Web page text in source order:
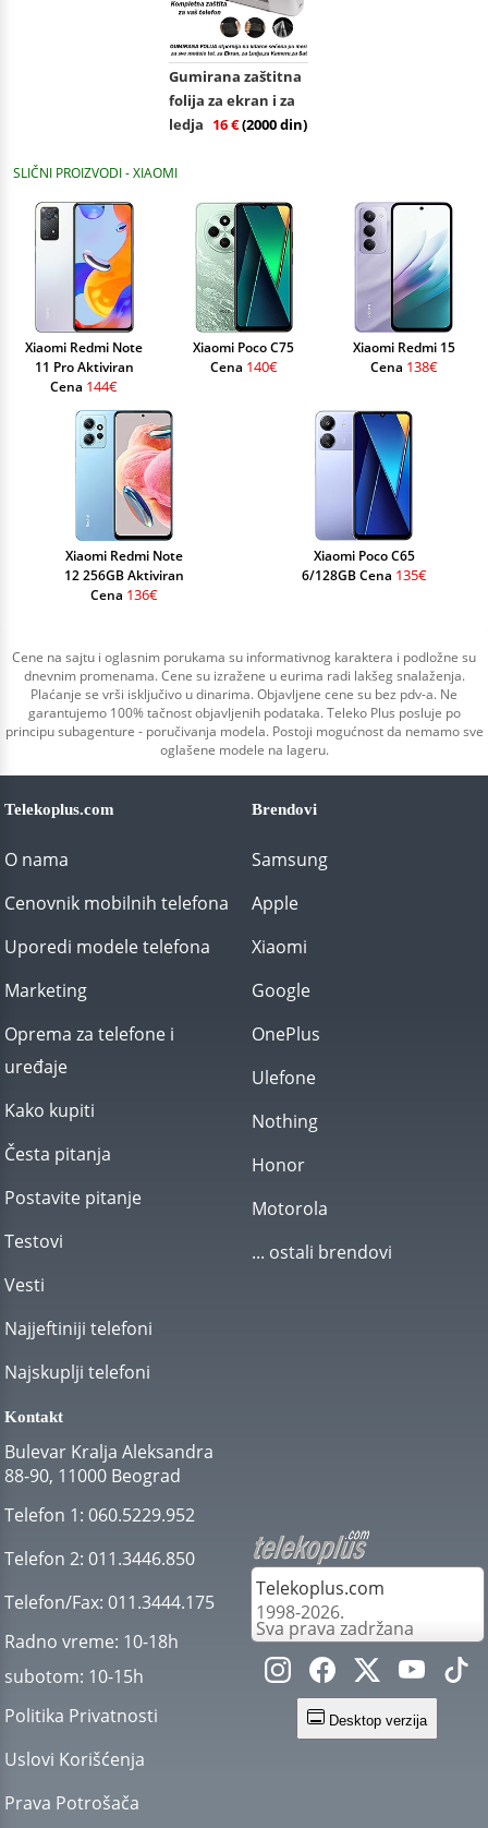
Gumirana zaštitna
folija za ekran i za
ledja 16 €(2000 din)
SLIČNI PROIZVODI - XIAOMI
Xiaomi Redmi Note
11 Pro Aktiviran
Cena 144€
Xiaomi Poco C75
Cena 140€
Xiaomi Redmi 15
Cena 138€
Xiaomi Redmi Note
12 256GB Aktiviran
Cena 136€
Xiaomi Poco C65
6/128GB Cena 135€
Cene na sajtu i oglasnim porukama su informativnog karaktera i podložne su
dnevnim promenama. Cene su izražene u eurima radi lakšeg snalaženja.
Plaćanje se vrši isključivo u dinarima. Objavljene cene su bez pdv-a. Ne
garantujemo 100% tačnost objavljenih podataka. Teleko Plus posluje po
principu subagenture - poručivanja modela. Postoji mogućnost da nemamo sve
oglašene modele na lageru.
Telekoplus.com
O nama
Cenovnik mobilnih telefona
Uporedi modele telefona
Marketing
Oprema za telefone i
uređaje
Kako kupiti
Česta pitanja
Postavite pitanje
Testovi
Vesti
Najjeftiniji telefoni
Najskuplji telefoni
Brendovi
Samsung
Apple
Xiaomi
Google
OnePlus
Ulefone
Nothing
Honor
Motorola
... ostali brendovi
Kontakt
Bulevar Kralja Aleksandra
88-90, 11000 Beograd
Telefon 1: 060.5229.952
Telefon 2: 011.3446.850
Telefon/Fax: 011.3444.175
Radno vreme: 10-18h
subotom: 10-15h
Politika Privatnosti
Uslovi Korišćenja
Prava Potrošača
Telekoplus.com
1998-2026.
Sva prava zadržana
Desktop verzija